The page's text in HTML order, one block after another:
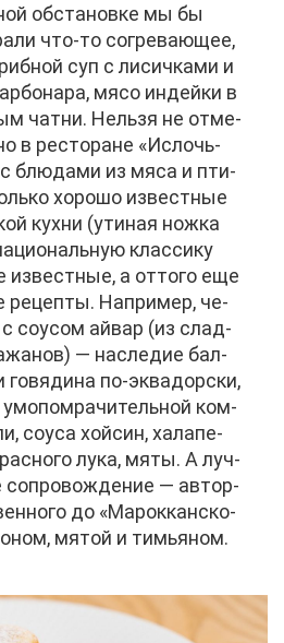
об­ста­нов­ке мы бы
что-то со­гре­ва­ю­щее,
суп с ли­сич­ка­ми и
мя­со ин­дей­ки в
чат­ни. Нель­зя не от­ме­
в ре­сто­ране «Ис­лочь-
блю­да­ми из мя­са и пти­
хо­ро­шо из­вест­ные
кух­ни (ути­ная нож­ка
клас­си­ку
из­вест­ные, а от­то­го еще
ре­цеп­ты. На­при­мер, че­
со­усом ай­вар (из слад­
— на­сле­дие бал­
го­вя­ди­на по-эк­ва­дор­ски,
умо­по­мра­чи­тель­ной ком­
со­уса хой­син, ха­ла­пе­
лу­ка, мя­ты. А луч­
со­про­вож­де­ние — ав­тор­
до «Ма­рок­кан­ско­
мя­той и ти­мья­ном.